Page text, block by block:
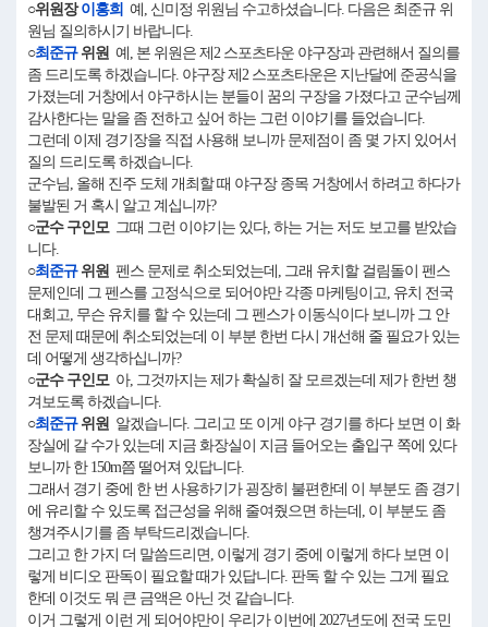
○위원장이홍희 예, 신미정 위원님 수고하셨습니다. 다음은 최준규 위
원님 질의하시기 바랍니다.
○최준규위원 예, 본 위원은 제2 스포츠타운 야구장과 관련해서 질의를
좀 드리도록 하겠습니다. 야구장 제2 스포츠타운은 지난달에 준공식을
가졌는데 거창에서 야구하시는 분들이 꿈의 구장을 가졌다고 군수님께
감사한다는 말을 좀 전하고 싶어 하는 그런 이야기를 들었습니다.
그런데 이제 경기장을 직접 사용해 보니까 문제점이 좀 몇 가지 있어서
질의 드리도록 하겠습니다.
군수님, 올해 진주 도체 개최할 때 야구장 종목 거창에서 하려고 하다가
불발된 거 혹시 알고 계십니까?
○군수 구인모그때 그런 이야기는 있다, 하는 거는 저도 보고를 받았습
니다.
○최준규위원 펜스 문제로 취소되었는데, 그래 유치할 걸림돌이 펜스
문제인데 그 펜스를 고정식으로 되어야만 각종 마케팅이고, 유치 전국
대회고, 무슨 유치를 할 수 있는데 그 펜스가 이동식이다 보니까 그 안
전 문제 때문에 취소되었는데 이 부분 한번 다시 개선해 줄 필요가 있는
데 어떻게 생각하십니까?
○군수 구인모아, 그것까지는 제가 확실히 잘 모르겠는데 제가 한번 챙
겨보도록 하겠습니다.
○최준규위원 알겠습니다. 그리고 또 이게 야구 경기를 하다 보면 이 화
장실에 갈 수가 있는데 지금 화장실이 지금 들어오는 출입구 쪽에 있다
보니까 한 150m쯤 떨어져 있답니다.
그래서 경기 중에 한 번 사용하기가 굉장히 불편한데 이 부분도 좀 경기
에 유리할 수 있도록 접근성을 위해 줄여줬으면 하는데, 이 부분도 좀
챙겨주시기를 좀 부탁드리겠습니다.
그리고 한 가지 더 말씀드리면, 이렇게 경기 중에 이렇게 하다 보면 이
렇게 비디오 판독이 필요할 때가 있답니다. 판독 할 수 있는 그게 필요
한데 이것도 뭐 큰 금액은 아닌 것 같습니다.
이거 그렇게 이런 게 되어야만이 우리가 이번에 2027년도에 전국 도민